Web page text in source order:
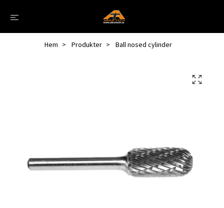
Hem Produkter Ball nosed cylinder